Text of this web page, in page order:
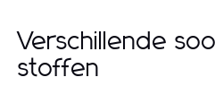
Verschillende
stoffen